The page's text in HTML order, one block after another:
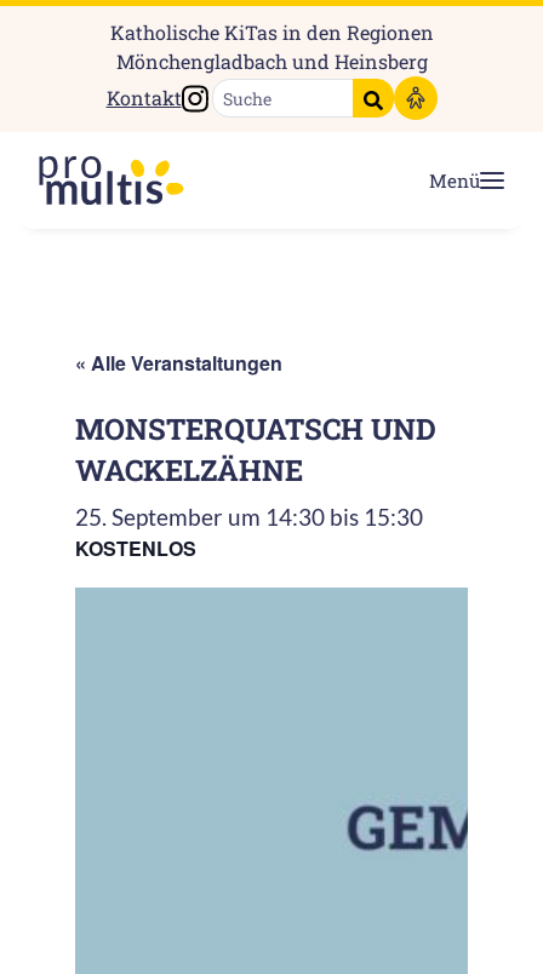
Katholische KiTas in den Regionen
Mönchengladbach und Heinsberg
Kontakt
Instagram
Suche starten
Menü
« Alle Veranstaltungen
MONSTERQUATSCH UND
WACKELZÄHNE
25. September um 14:30 bis 15:30
KOSTENLOS